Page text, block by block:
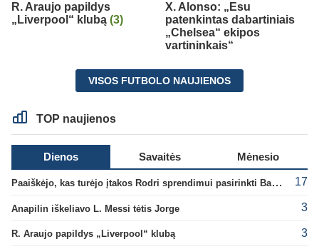
R. Araujo papildys
„Liverpool“ klubą (3)
X. Alonso: „Esu
patenkintas dabartiniais
„Chelsea“ ekipos
vartininkais“
VISOS FUTBOLO NAUJIENOS
TOP naujienos
Dienos Savaitės Mėnesio
Paaiškėjo, kas turėjo įtakos Rodri sprendimui pasirinkti Barselonos pusę 17
Anapilin iškeliavo L. Messi tėtis Jorge 3
R. Araujo papildys „Liverpool“ klubą 3